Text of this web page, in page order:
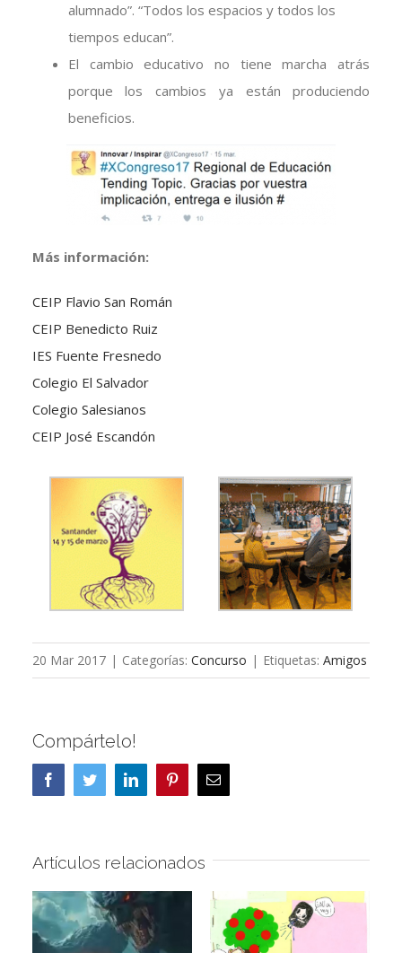
alumnado”. “Todos los espacios y todos los
tiempos educan”.
El cambio educativo no tiene marcha atrás
porque los cambios ya están produciendo
beneficios.
Más información:
CEIP Flavio San Román
CEIP Benedicto Ruiz
IES Fuente Fresnedo
Colegio El Salvador
Colegio Salesianos
CEIP José Escandón
20 Mar 2017 | Categorías: Concurso | Etiquetas: Amigos
Compártelo!
FacebookTwitterLinkedInPinterestCorreo
electrónico
Artículos relacionados